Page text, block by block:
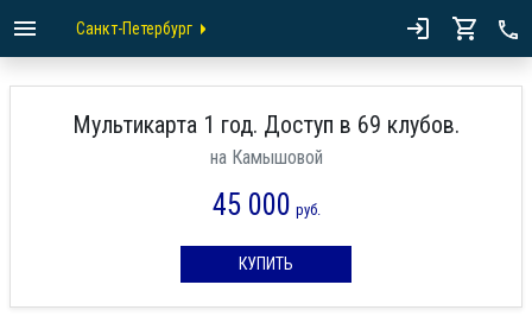
Санкт-Петербург
Мультикарта 1 год. Доступ в 69 клубов.
на Камышовой
45 000 руб.
КУПИТЬ